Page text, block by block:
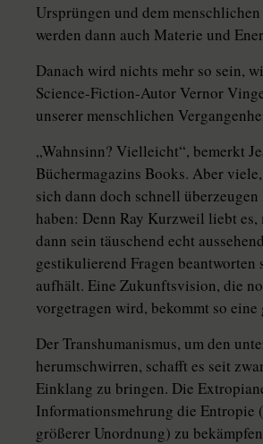
Ursprüngen und dem
werden dann auch Materie und
Danach wird nichts mehr so sein,
Science-Fiction-Autor Vernor
unserer menschlichen
„Wahnsinn? Vielleicht“, bemerkt
Büchermagazins Books. Aber
sich dann doch schnell
haben: Denn Ray Kurzweil liebt
dann sein täuschend echt
gestikulierend Fragen
aufhält. Eine Zukunftsvision, die
vorgetragen wird, bekommt so
Der Transhumanismus, um den
herumschwirren, schafft es seit
Einklang zu bringen. Die
Informationsmehrung die
größerer Unordnung) zu